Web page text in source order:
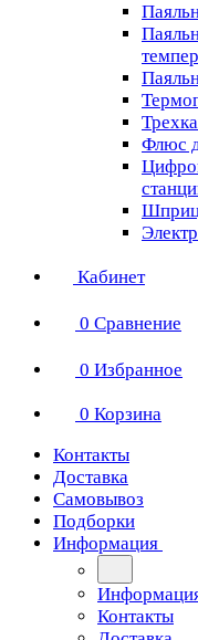
Флюс
Кабинет
0 Сравнение
0 Избранное
0 Корзина
Контакты
Доставка
Самовывоз
Подборки
Информация
Контакты